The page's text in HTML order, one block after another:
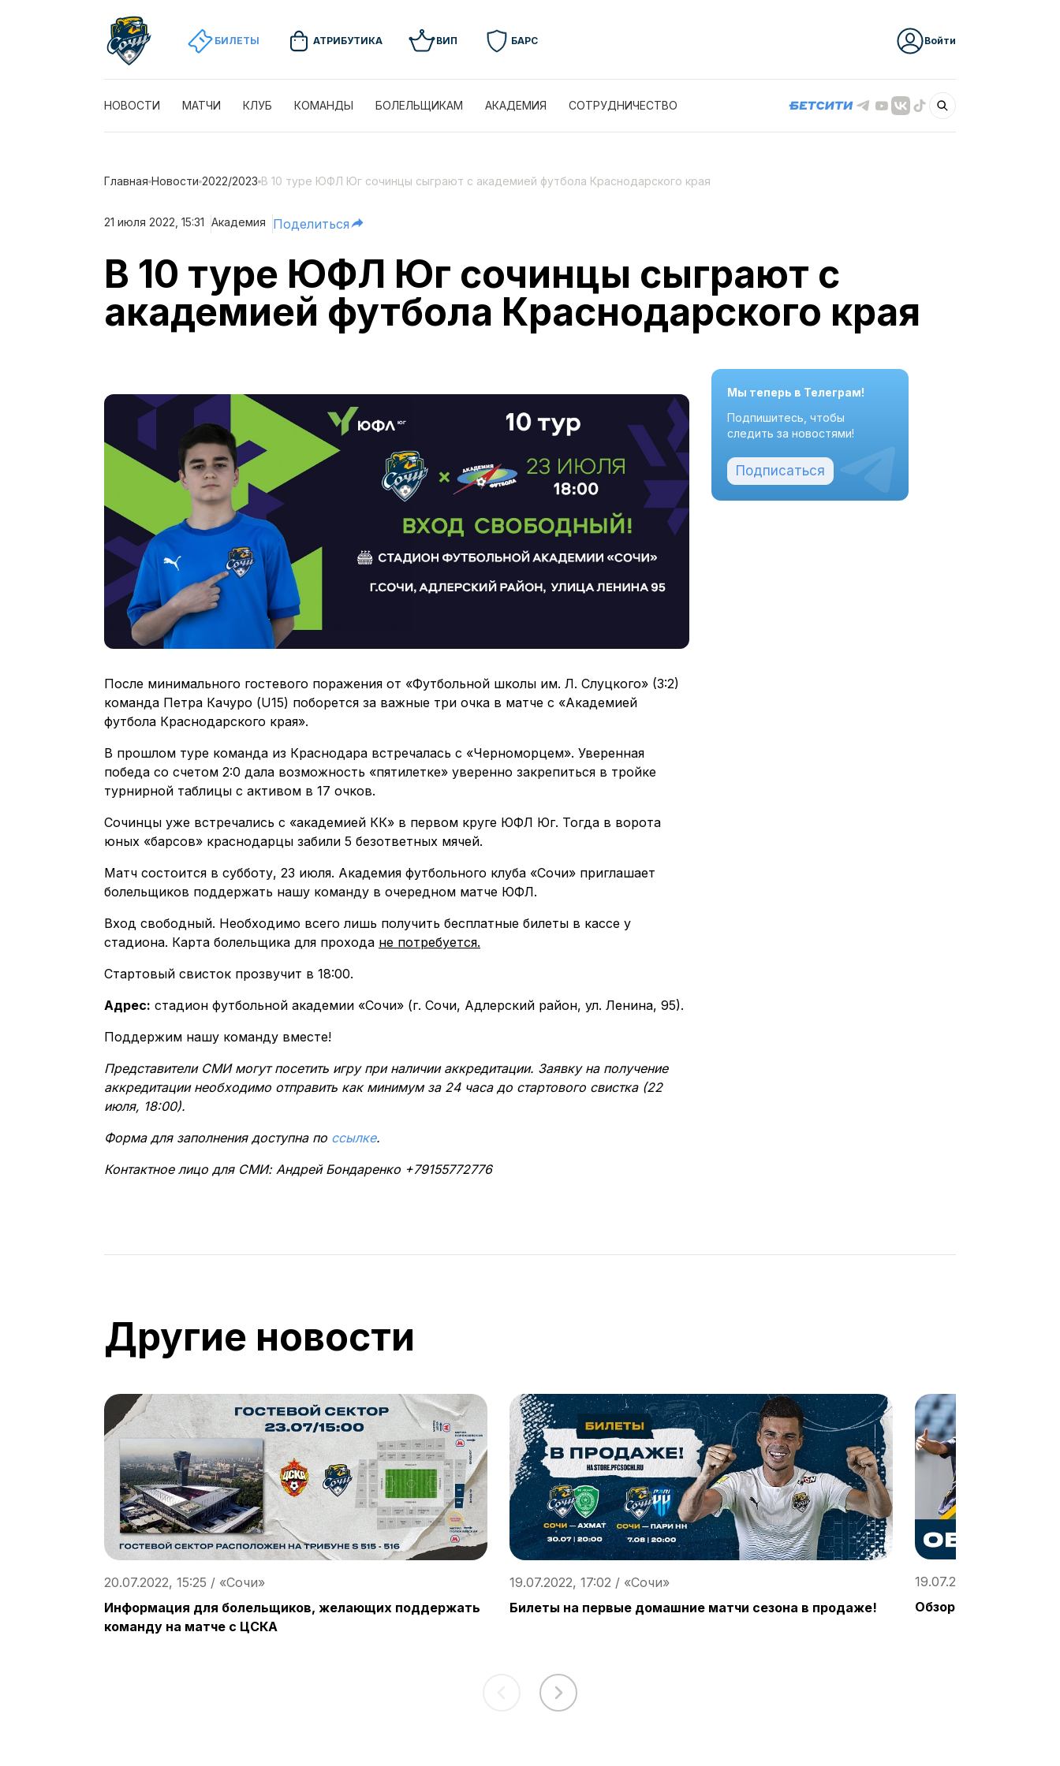
БИЛЕТЫ АТРИБУТИКА ВИП БАРС Войти
НОВОСТИ МАТЧИ КЛУБ КОМАНДЫ БОЛЕЛЬЩИКАМ АКАДЕМИЯ СОТРУДНИЧЕСТВО
Главная Новости 2022/2023 В 10 туре ЮФЛ Юг сочинцы сыграют с академией футбола Краснодарского края
21 июля 2022, 15:31 Академия Поделиться
В 10 туре ЮФЛ Юг сочинцы сыграют с
академией футбола Краснодарского края
После минимального гостевого поражения от «Футбольной школы им. Л. Слуцкого» (3:2)
команда Петра Качуро (U15) поборется за важные три очка в матче с «Академией
футбола Краснодарского края».
В прошлом туре команда из Краснодара встречалась с «Черноморцем». Уверенная
победа со счетом 2:0 дала возможность «пятилетке» уверенно закрепиться в тройке
турнирной таблицы с активом в 17 очков.
Сочинцы уже встречались с «академией КК» в первом круге ЮФЛ Юг. Тогда в ворота
юных «барсов» краснодарцы забили 5 безответных мячей.
Матч состоится в субботу, 23 июля. Академия футбольного клуба «Сочи» приглашает
болельщиков поддержать нашу команду в очередном матче ЮФЛ.
Вход свободный. Необходимо всего лишь получить бесплатные билеты в кассе у
стадиона. Карта болельщика для прохода не потребуется.
Стартовый свисток прозвучит в 18:00.
Адрес: стадион футбольной академии «Сочи» (г. Сочи, Адлерский район, ул. Ленина, 95).
Поддержим нашу команду вместе!
Представители СМИ могут посетить игру при наличии аккредитации. Заявку на получение
аккредитации необходимо отправить как минимум за 24 часа до стартового свистка (22
июля, 18:00).
Форма для заполнения доступна по ссылке.
Контактное лицо для СМИ: Андрей Бондаренко +79155772776
Мы теперь в Телеграм!
Подпишитесь, чтобы
следить за новостями!
Подписаться
Другие новости
20.07.2022, 15:25 / «Сочи»
Информация для болельщиков, желающих поддержать
команду на матче с ЦСКА
19.07.2022, 17:02 / «Сочи»
Билеты на первые домашние матчи сезона в продаже!
19.07.2022, 11:23 /
Обзор первого